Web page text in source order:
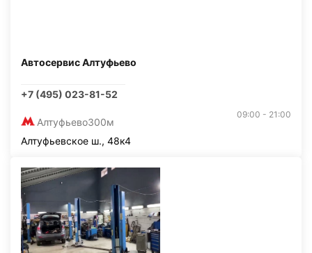
Автосервис Алтуфьево
+7 (495) 023-81-52
Алтуфьево300м
09:00 - 21:00
Алтуфьевское ш., 48к4